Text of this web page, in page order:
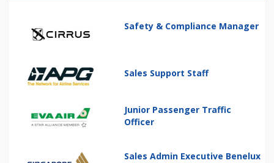
Safety & Compliance Manager
Sales Support Staff
Junior Passenger Traffic
Officer
Sales Admin Executive Benelux